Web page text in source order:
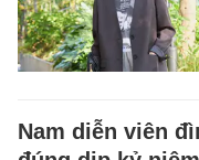
Nam diễn viên